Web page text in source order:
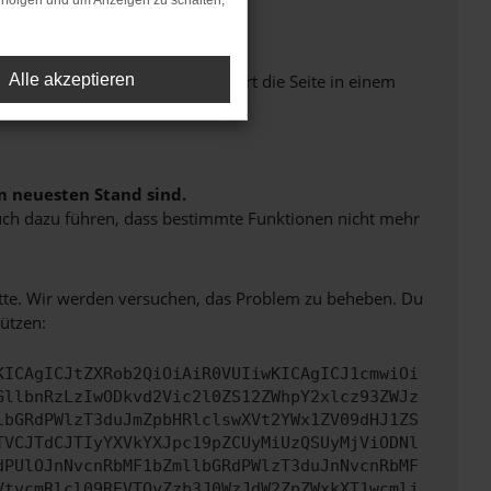
Seiten verhindern. Funktioniert die Seite in einem
neuesten Stand sind.
dazu führen, dass bestimmte Funktionen nicht mehr
Wir werden versuchen, das Problem zu beheben. Du
Alle akzeptieren